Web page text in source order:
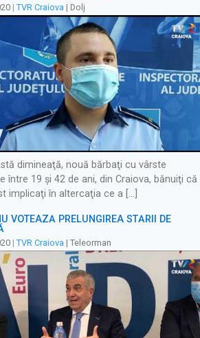
| TVR Craiova | Dolj
dimineaţă, nouă bărbaţi cu vârste
între 19 şi 42 de ani, din Craiova, bănuiţi că
implicaţi în altercaţia ce a […]
VOTEAZĂ PRELUNGIREA STĂRII DE
| TVR Craiova | Teleorman